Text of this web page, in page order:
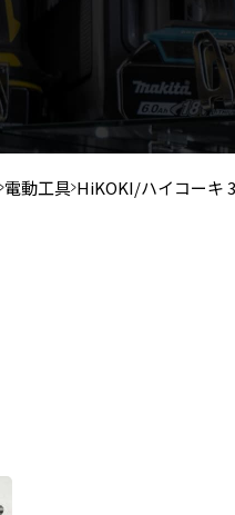
電動工具 HiKOKI/ハイコーキ